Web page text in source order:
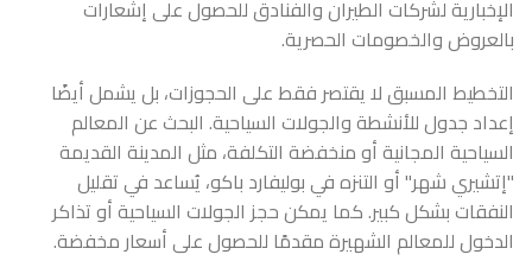
الإخبارية لشركات الطيران والفنادق للحصول على إشعارات
بالعروض والخصومات الحصرية.
التخطيط المسبق لا يقتصر فقط على الحجوزات، بل يشمل أيضًا
إعداد جدول للأنشطة والجولات السياحية. البحث عن المعالم
السياحية المجانية أو منخفضة التكلفة، مثل المدينة القديمة
"إتشيري شهر" أو التنزه في بوليفارد باكو، يُساعد في تقليل
النفقات بشكل كبير. كما يمكن حجز الجولات السياحية أو تذاكر
الدخول للمعالم الشهيرة مقدمًا للحصول على أسعار مخفضة.